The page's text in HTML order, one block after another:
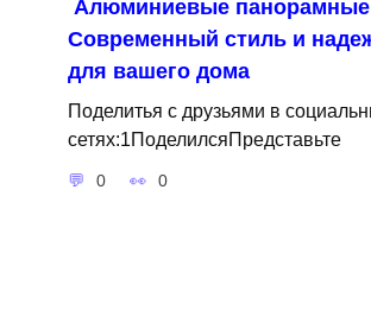
Алюминиевые панорамные
Современный стиль и
для вашего дома
Поделитья с друзьями в
сетях:1ПоделилсяПредставьте
0 0